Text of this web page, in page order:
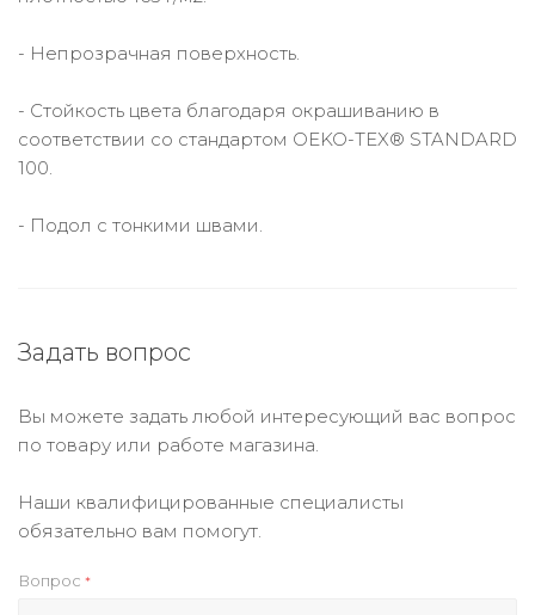
- Непрозрачная поверхность.
- Стойкость цвета благодаря окрашиванию в
соответствии со стандартом OEKO-TEX® STANDARD
100.
- Подол с тонкими швами.
Задать вопрос
Вы можете задать любой интересующий вас вопрос
по товару или работе магазина.
Наши квалифицированные специалисты
обязательно вам помогут.
Вопрос *